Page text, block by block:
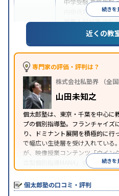
続きを
中学受験高校受験
内申点対策
学習習
推薦入試対策学校
共通テスト対策
特徴
中高一貫校生に対応
応
学習にPC・タブ
科目から受講可能
り
※2023年3月調査。
小学校高学年の
近くの教
専門家の評価・評判は？
株式会社私塾界 （全
山田未知之
個太郎塾は、東京・千葉を中心に
プの個別指導塾。フランチャイズ
り、ドミナント展開を積極的に行
で幅広い生徒層を受け入れている
が、映像授業コンテンツ「ウイン
立型個別指導MANA」も選択でき
続きを
個太郎塾の口コミ・評判